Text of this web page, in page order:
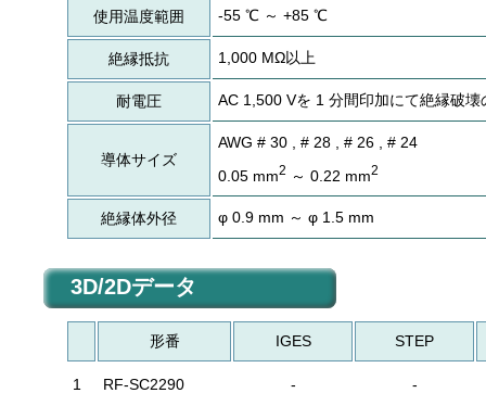
使用温度範囲 -55 ℃ ～ +85 ℃
絶縁抵抗 1,000 MΩ以上
耐電圧 AC 1,500 Vを 1 分間印加にて絶縁破壊
導体サイズ
AWG # 30 , # 28 , # 26 , # 24
0.05 mm2 ～ 0.22 mm2
絶縁体外径 φ 0.9 mm ～ φ 1.5 mm
3D/2Dデータ
形番 IGES STEP
1 RF-SC2290 - -